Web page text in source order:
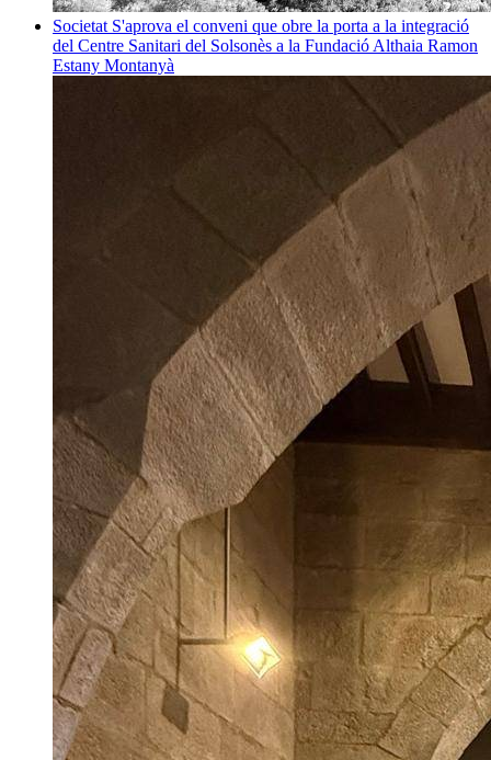
Societat S'aprova el conveni que obre la porta a la integració
del Centre Sanitari del Solsonès a la Fundació Althaia Ramon
Estany Montanyà